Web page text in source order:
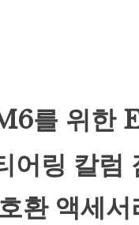
를 위한
어링 칼럼
환 액세서